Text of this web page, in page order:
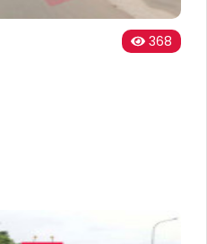
368